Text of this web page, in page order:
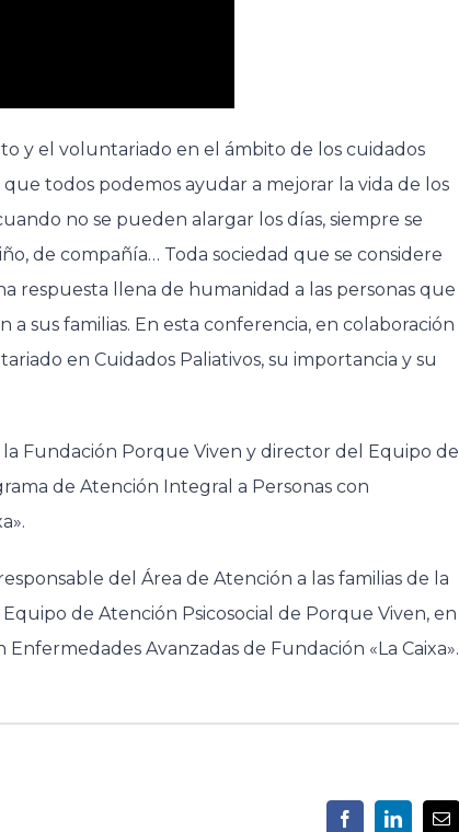
y el voluntariado en el ámbito de los cuidados
todos podemos ayudar a mejorar la vida de los
no se pueden alargar los días, siempre se
de compañía… Toda sociedad que se considere
respuesta llena de humanidad a las personas que
sus familias. En esta conferencia, en colaboración
en Cuidados Paliativos, su importancia y su
la Fundación Porque Viven y director del Equipo de
de Atención Integral a Personas con
del Área de Atención a las familias de la
de Atención Psicosocial de Porque Viven, en
Avanzadas de Fundación «La Caixa».